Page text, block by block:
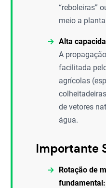
“reboleiras”
meio a
Alta
A
facilitada
agrícolas
de vetores
água.
Importante
Rotação de
fundamental: